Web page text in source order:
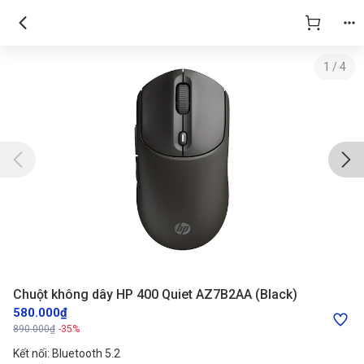
1 / 4
Chuột không dây HP 400 Quiet AZ7B2AA (Black)
580.000₫
890.000₫ -35%
Kết nối: Bluetooth 5.2